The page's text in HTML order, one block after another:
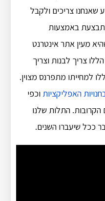
צריכים ולקבל
באמצעות
מעין אתר אינטרנט
צריך לבנות וצריך
למחייתו מתפרנס מצוין.
האפליקציות וכפי
הקרובות. התלות שלנו
ככל שיעברו השנים.